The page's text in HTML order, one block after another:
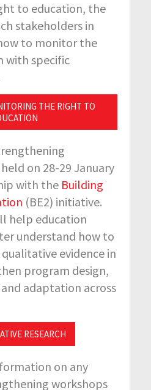
to education, the
stakeholders in
to monitor the
with specific
THE RIGHT TO
on 28-29 January
with the Building
(BE2) initiative.
help education
understand how to
evidence in
program design,
adaptation across
RESEARCH
on any
workshops